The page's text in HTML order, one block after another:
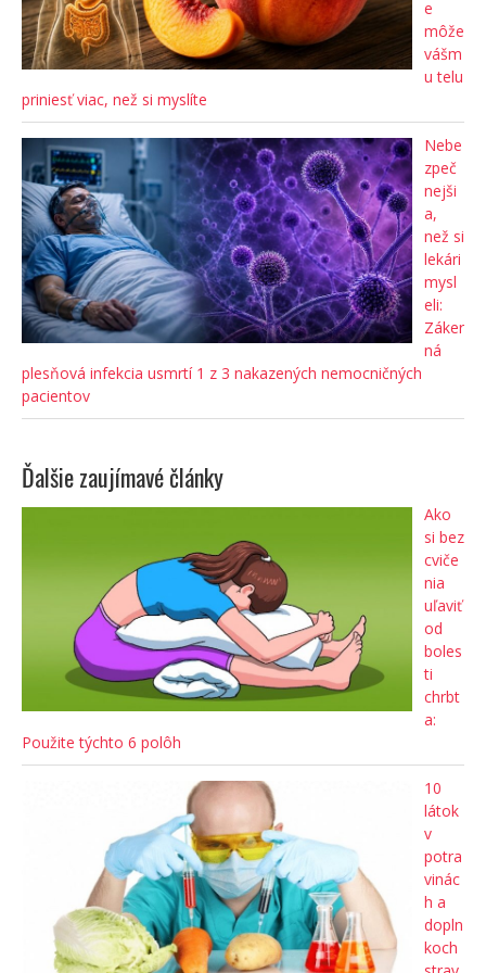
e
môže
vášm
u telu
priniesť viac, než si myslíte
Nebe
zpeč
nejši
a,
než si
lekári
mysl
eli:
Záker
ná
plesňová infekcia usmrtí 1 z 3 nakazených nemocničných
pacientov
Ďalšie zaujímavé články
Ako
si bez
cviče
nia
uľaviť
od
boles
ti
chrbt
a:
Použite týchto 6 polôh
10
látok
v
potra
vinác
h a
dopln
koch